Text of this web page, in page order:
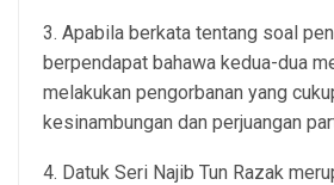
3. Apabila berkata tentang soal
berpendapat bahawa kedua-dua
melakukan pengorbanan yang
kesinambungan dan perjuangan
4. Datuk Seri Najib Tun Razak